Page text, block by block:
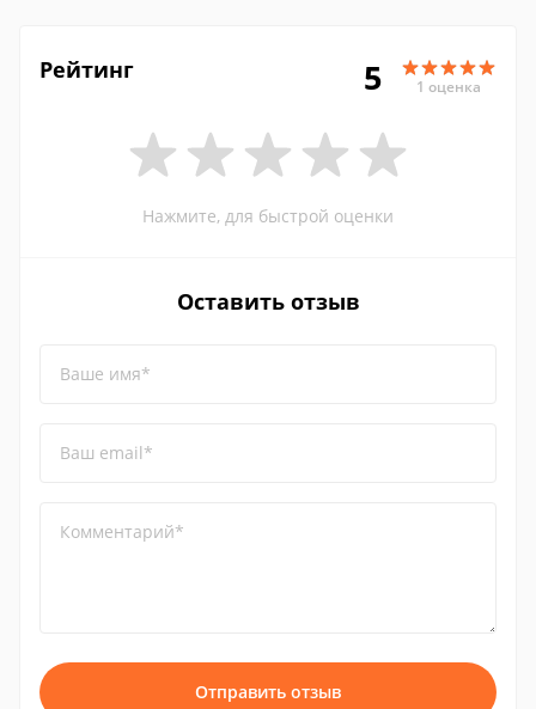
Рейтинг 5 1 оценка
Нажмите, для быстрой оценки
Оставить отзыв
Ваше имя*
Ваш email*
Комментарий*
Отправить отзыв